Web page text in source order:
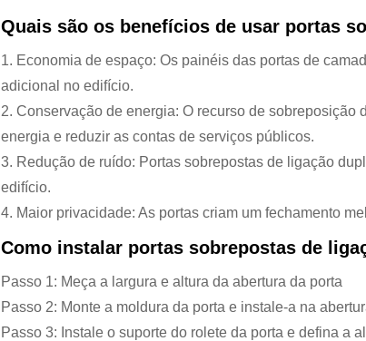
Quais são os benefícios de usar portas
1. Economia de espaço: Os painéis das portas de
adicional no edifício.
2. Conservação de energia: O recurso de
energia e reduzir as contas de serviços públicos.
3. Redução de ruído: Portas sobrepostas de ligação
edifício.
4. Maior privacidade: As portas criam um fechamento
Como instalar portas sobrepostas de
Passo 1: Meça a largura e altura da abertura da porta
Passo 2: Monte a moldura da porta e instale-a na
Passo 3: Instale o suporte do rolete da porta e defina a